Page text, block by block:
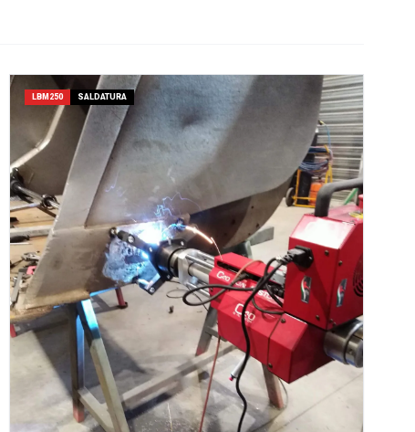
LBM250 SALDATURA